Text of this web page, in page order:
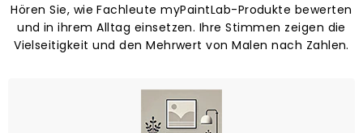
Hören Sie, wie Fachleute myPaintLab-Produkte bewerten
und in ihrem Alltag einsetzen. Ihre Stimmen zeigen die
Vielseitigkeit und den Mehrwert von Malen nach Zahlen.